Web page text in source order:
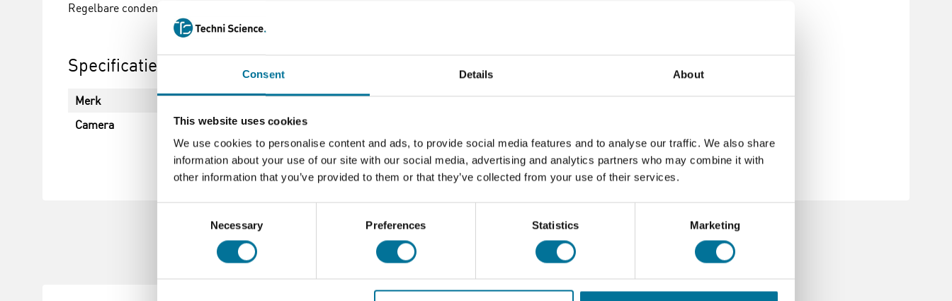
Consent Details About
This website uses cookies
We use cookies to personalise content and ads, to provide social media features and to analyse our traffic. We also share
information about your use of our site with our social media, advertising and analytics partners who may combine it with
other information that you’ve provided to them or that they’ve collected from your use of their services.
Necessary Preferences Statistics Marketing
Regelbare condensor. Instelbare preparaatbeveiliging. 5 jaar garantie. Euromex EC.1005
Specificaties
Merk
Euromex
Camera
Met camera
ecoblue-manual-academy_nl_1.pdf